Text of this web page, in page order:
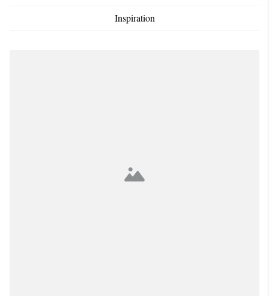
Inspiration